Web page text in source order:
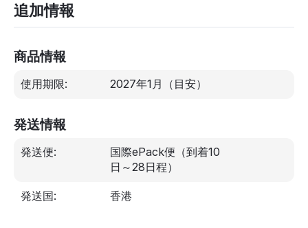
追加情報
商品情報
使用期限: 2027年1月 （目安）
発送情報
発送便:
国際ePack便（到着10
日～28日程）
発送国: 香港